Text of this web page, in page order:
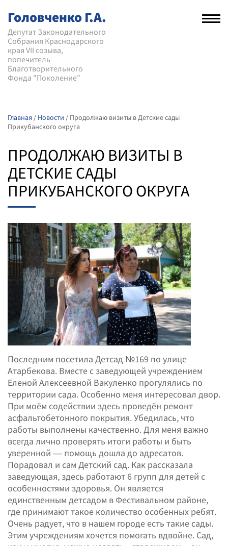
Головченко Г.А.
Депутат Законодательного
Собрания Краснодарского
края VII созыва,
попечитель
Благотворительного
Фонда "Поколение"
Главная / Новости / Продолжаю визиты в Детские сады
Прикубанского округа
ПРОДОЛЖАЮ ВИЗИТЫ В
ДЕТСКИЕ САДЫ
ПРИКУБАНСКОГО ОКРУГА
Последним посетила Детсад №169 по улице
Атарбекова. Вместе с заведующей учреждением
Еленой Алексеевной Вакуленко прогулялись по
территории сада. Особенно меня интересовал двор.
При моём содействии здесь проведён ремонт
асфальтобетонного покрытия. Убедилась, что
работы выполнены качественно. Для меня важно
всегда лично проверять итоги работы и быть
уверенной — помощь дошла до адресатов.
Порадовал и сам Детский сад. Как рассказала
заведующая, здесь работают 6 групп для детей с
особенностями здоровья. Он является
единственным детсадом в Фестивальном районе,
где принимают такое количество особенных ребят.
Очень радует, что в нашем городе есть такие сады.
Этим учреждениям хочется помогать вдвойне. Сад,